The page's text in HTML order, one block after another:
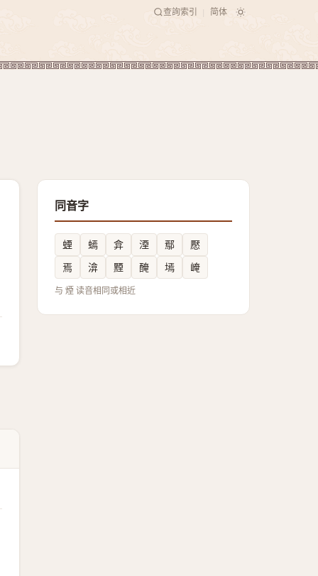
查詢索引 简体
同音字
䗎 䗡 弇 湮 鄢
懕
焉
渰 黫 醃 墕 崦
与 煙 读音相同或相近